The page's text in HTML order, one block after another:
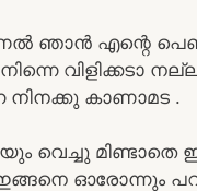
ഞാൻ എന്റെ
വിളിക്കടാ
നിനക്കു കാണാമട .
വെച്ചു മിണ്ടാതെ
ഇങ്ങനെ ഓരോന്നും